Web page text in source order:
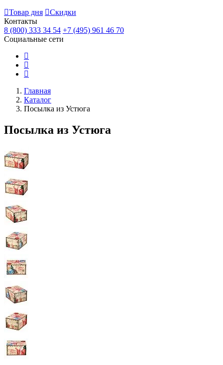
Товар дня
Скидки
Контакты
8 (800) 333 34 54 +7 (495) 961 46 70
Социальные сети
Главная
Каталог
Посылка из Устюга
Посылка из Устюга